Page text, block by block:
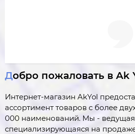
Добро пожаловать в Ak
Интернет-магазин AkYol
ассортимент товаров c более
000 наименований. Мы -
специализирующаяся на